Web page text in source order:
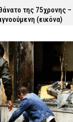
της 75χρονης
(εικόνα)
έδειχνε τα
συλληφθεί για το
2026 18:03
Ρομά φέρονται να
με ρόπαλο και
2026 17:51